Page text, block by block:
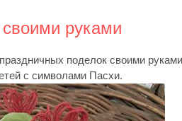
руками
поделок своими
с символами Паcхи.